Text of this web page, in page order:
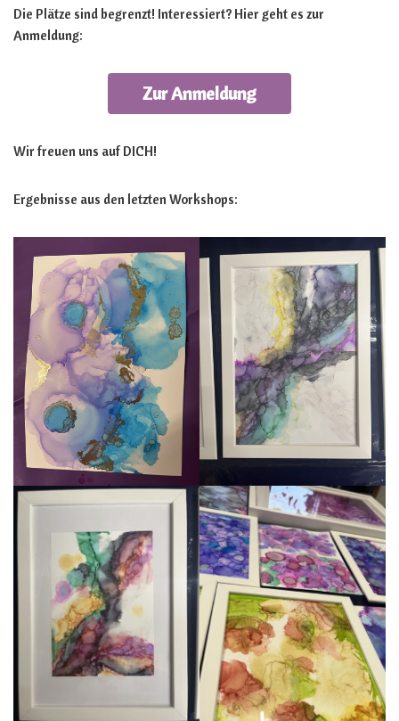
Die Plätze sind begrenzt! Interessiert? Hier geht es zur
Anmeldung:
Zur Anmeldung
Wir freuen uns auf DICH!
Ergebnisse aus den letzten Workshops: